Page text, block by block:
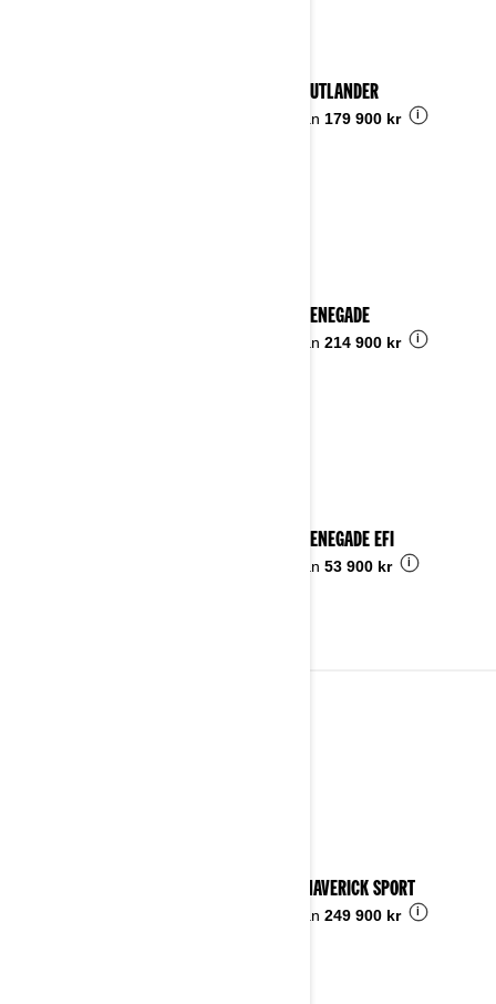
2024 OUTLANDER
Pris från 179 900 kr i
2024 RENEGADE
Pris från 214 900 kr i
2024 RENEGADE EFI
Pris från 53 900 kr i
2023 MAVERICK SPORT
Pris från 249 900 kr i